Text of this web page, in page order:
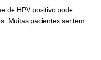
de HPV positivo pode
Muitas pacientes sentem